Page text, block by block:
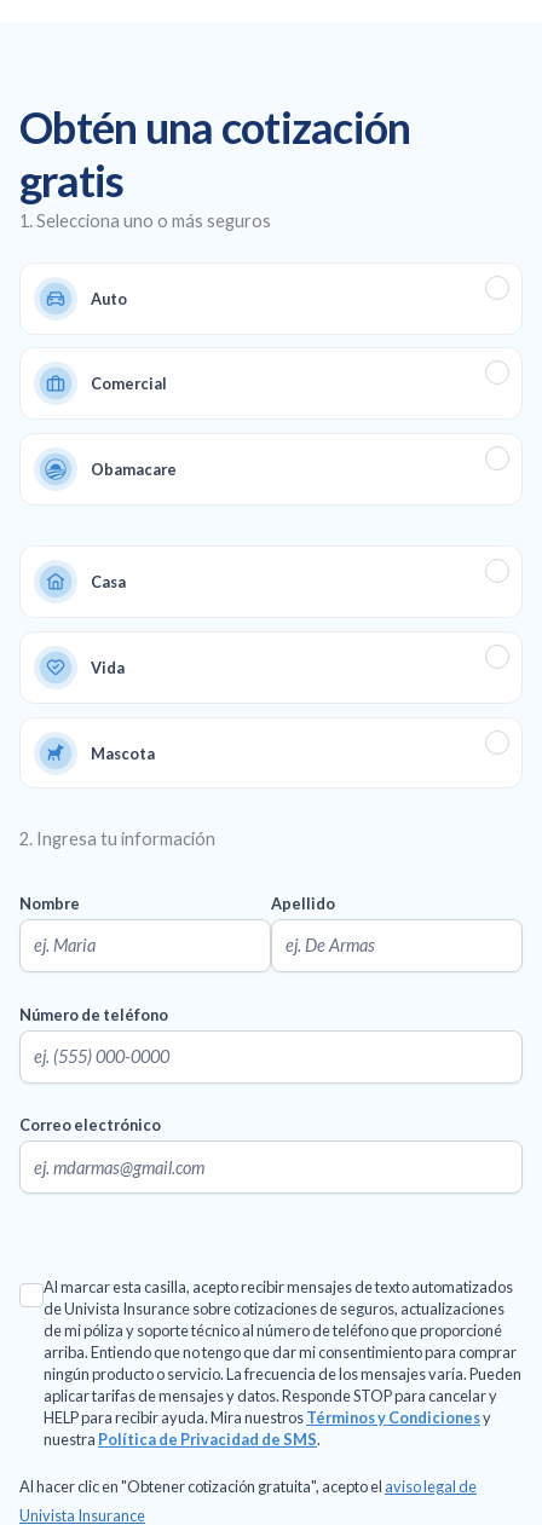
garantizar una protección total en todos los aspectos de su
vida y su negocio.
Obtén una cotización
gratis
1. Selecciona uno o más seguros
Auto
Comercial
Obamacare
Casa
Vida
Mascota
2. Ingresa tu información
Nombre Apellido
Número de teléfono
Correo electrónico
Al marcar esta casilla, acepto recibir mensajes de texto automatizados
de Univista Insurance sobre cotizaciones de seguros, actualizaciones
de mi póliza y soporte técnico al número de teléfono que proporcioné
arriba. Entiendo que no tengo que dar mi consentimiento para comprar
ningún producto o servicio. La frecuencia de los mensajes varía. Pueden
aplicar tarifas de mensajes y datos. Responde STOP para cancelar y
HELP para recibir ayuda. Mira nuestrosTérminos y Condicionesy
nuestra Política de Privacidad de SMS.
Al hacer clic en "Obtener cotización gratuita", acepto el aviso legal de
Univista Insurance